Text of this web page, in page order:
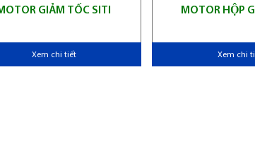
GIẢM TỐC SITI
Xem chi tiết
MOTOR HỘP
Xem chi